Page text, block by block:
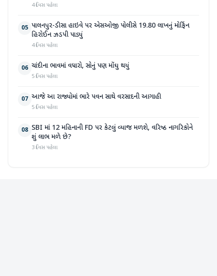
4 દિવસ પહેલા
05 પાલનપુર-ડીસા હાઇવે પર એસઓજી પોલીસે 19.80 લાખનું મોર્ફિન
હિરોઈન ઝડપી પાડ્યું
4 દિવસ પહેલા
06 ચાંદીના ભાવમાં વધારો, સોનું પણ મોંઘુ થયું
5 દિવસ પહેલા
07 આજે આ રાજ્યોમાં ભારે પવન સાથે વરસાદની આગાહી
5 દિવસ પહેલા
08 SBI માં 12 મહિનાની FD પર કેટલું વ્યાજ મળશે, વરિષ્ઠ નાગરિકોને
શું લાભ મળે છે?
3 દિવસ પહેલા